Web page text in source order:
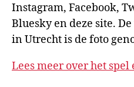
Instagram, Facebook,
Bluesky en deze site.
in Utrecht is de foto
Lees meer over het spel